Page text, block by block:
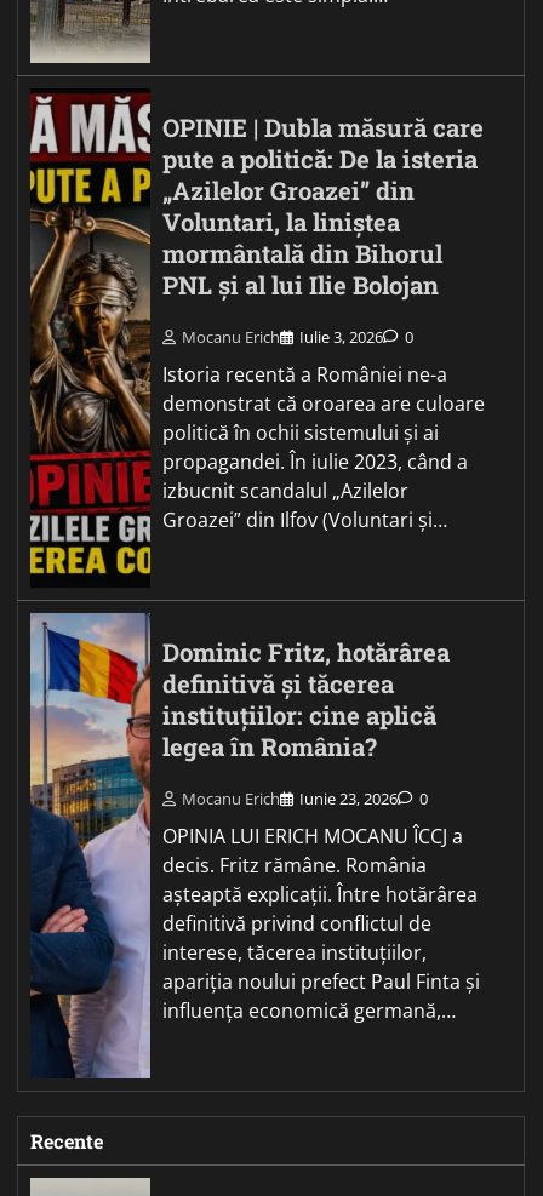
OPINIE | Dubla măsură care
pute a politică: De la isteria
„Azilelor Groazei” din
Voluntari, la liniștea
mormântală din Bihorul
PNL și al lui Ilie Bolojan
Mocanu Erich Iulie 3, 2026 0
Istoria recentă a României ne-a
demonstrat că oroarea are culoare
politică în ochii sistemului și ai
propagandei. În iulie 2023, când a
izbucnit scandalul „Azilelor
Groazei” din Ilfov (Voluntari și…
Dominic Fritz, hotărârea
definitivă și tăcerea
instituțiilor: cine aplică
legea în România?
Mocanu Erich Iunie 23, 2026 0
OPINIA LUI ERICH MOCANU ÎCCJ a
decis. Fritz rămâne. România
așteaptă explicații. Între hotărârea
definitivă privind conflictul de
interese, tăcerea instituțiilor,
apariția noului prefect Paul Finta și
influența economică germană,…
Recente